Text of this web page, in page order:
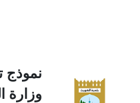
نموذج
وزارة